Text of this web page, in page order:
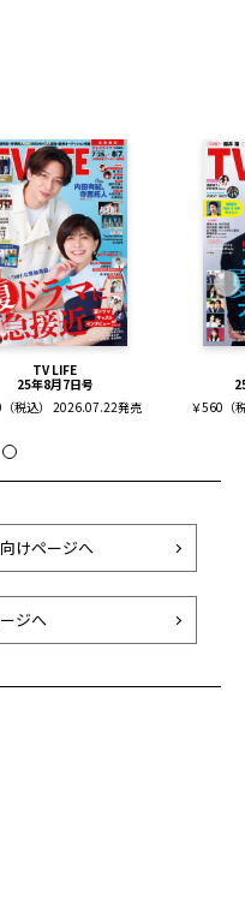
TV LIFE
25年8月7日号
（税込） 2026.07.22発売
￥560（
けページへ
ジへ